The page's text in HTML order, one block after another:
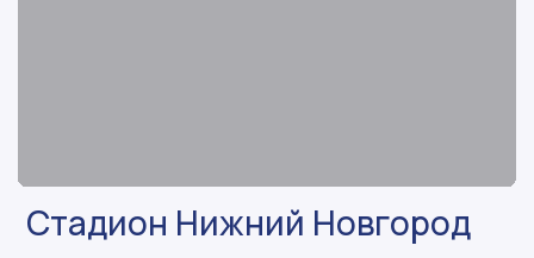
Стадион Нижний Новгород